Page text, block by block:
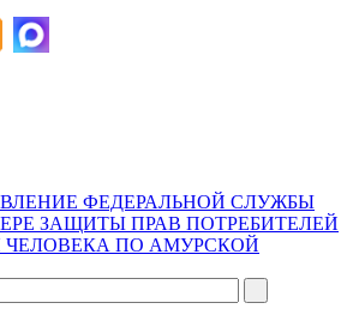
ФЕДЕРАЛЬНОЙ СЛУЖБЫ
ЗАЩИТЫ ПРАВ ПОТРЕБИТЕЛЕЙ
ЧЕЛОВЕКА ПО АМУРСКОЙ